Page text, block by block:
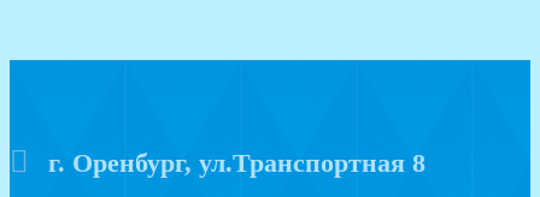
г. Оренбург, ул.Транспортная 8